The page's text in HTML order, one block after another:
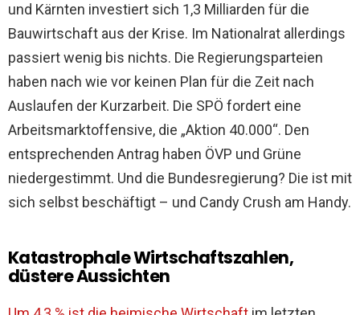
und Kärnten investiert sich 1,3 Milliarden für die
Bauwirtschaft aus der Krise. Im Nationalrat allerdings
passiert wenig bis nichts. Die Regierungsparteien
haben nach wie vor keinen Plan für die Zeit nach
Auslaufen der Kurzarbeit. Die SPÖ fordert eine
Arbeitsmarktoffensive, die „Aktion 40.000“. Den
entsprechenden Antrag haben ÖVP und Grüne
niedergestimmt. Und die Bundesregierung? Die ist mit
sich selbst beschäftigt – und Candy Crush am Handy.
Katastrophale Wirtschaftszahlen,
düstere Aussichten